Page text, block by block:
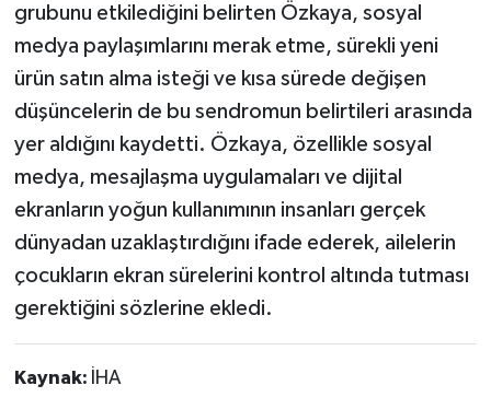
grubunu etkilediğini belirten Özkaya, sosyal
medya paylaşımlarını merak etme, sürekli yeni
ürün satın alma isteği ve kısa sürede değişen
düşüncelerin de bu sendromun belirtileri arasında
yer aldığını kaydetti. Özkaya, özellikle sosyal
medya, mesajlaşma uygulamaları ve dijital
ekranların yoğun kullanımının insanları gerçek
dünyadan uzaklaştırdığını ifade ederek, ailelerin
çocukların ekran sürelerini kontrol altında tutması
gerektiğini sözlerine ekledi.
Kaynak: İHA